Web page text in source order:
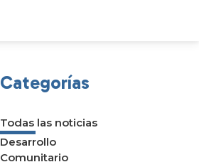
Categorías
Todas las noticias
Desarrollo
Comunitario